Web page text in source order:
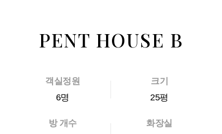
PENT HOUSE B
객실정원
6명
크기
25평
방 개수
화장실